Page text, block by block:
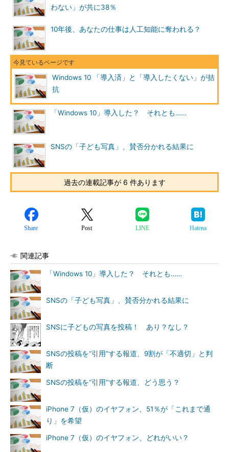
わない」が共に38％
10年後、あなたの仕事は人工知能に奪われる？
Windows 10 「導入済」と「導入したくない」が拮
抗
「Windows 10」導入した？ それとも……
SNSの「子ども写真」、賛否分かれる結果に
過去の連載記事が 6 件あります
Share Post LINE Hatena
関連記事
「Windows 10」導入した？ それとも……
SNSの「子ども写真」、賛否分かれる結果に
SNSに子どもの写真を投稿！ あり？なし？
SNSの投稿を“引用”する報道、9割が「不適切」と判
断
SNSの投稿を“引用”する報道、どう思う？
iPhone 7（仮）のイヤフォン、51％が「これまで通
り」を希望
iPhone 7（仮）のイヤフォン、どれがいい？